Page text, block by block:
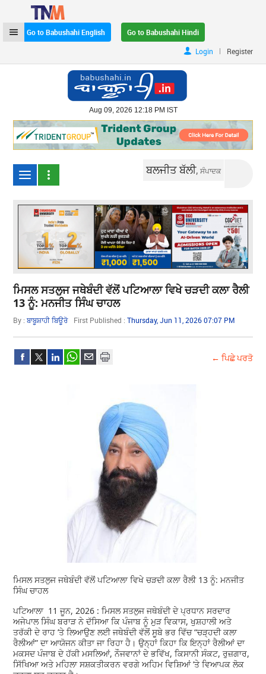
Go to Babushahi English
Go to Babushahi Hindi
Login
| Register
Aug 09, 2026 12:18 PM IST
ਬਲਜੀਤ ਬੱਲੀ,ਸੰਪਾਦਕ
ਮਿਸਲ ਸਤਲੁਜ ਜਥੇਬੰਦੀ ਵੱਲੋਂ ਪਟਿਆਲਾ ਵਿਖੇ ਚੜਦੀ ਕਲਾ ਰੈਲੀ
13 ਨੂੰ: ਮਨਜੀਤ ਸਿੰਘ ਚਾਹਲ
By :ਬਾਬੂਸ਼ਾਹੀ ਬਿਊਰੋ First Published :Thursday, Jun 11, 2026 07:07 PM
← ਪਿਛੇ ਪਰਤੋ
ਮਿਸਲ ਸਤਲੁਜ ਜਥੇਬੰਦੀ ਵੱਲੋਂ ਪਟਿਆਲਾ ਵਿਖੇ ਚੜਦੀ ਕਲਾ ਰੈਲੀ 13 ਨੂੰ: ਮਨਜੀਤ
ਸਿੰਘ ਚਾਹਲ
ਪਟਿਆਲਾ 11 ਜੂਨ, 2026 : ਮਿਸਲ ਸਤਲੁਜ ਜਥੇਬੰਦੀ ਦੇ ਪ੍ਰਧਾਨ ਸਰਦਾਰ
ਅਜੇਪਾਲ ਸਿੰਘ ਬਰਾੜ ਨੇ ਦੱਸਿਆ ਕਿ ਪੰਜਾਬ ਨੂੰ ਮੁੜ ਵਿਕਾਸ, ਖੁਸ਼ਹਾਲੀ ਅਤੇ
ਤਰੱਕੀ ਦੇ ਰਾਹ ’ਤੇ ਲਿਆਉਣ ਲਈ ਜਥੇਬੰਦੀ ਵੱਲੋਂ ਸੂਬੇ ਭਰ ਵਿੱਚ “ਚੜ੍ਹਦੀ ਕਲਾ
ਰੈਲੀਆਂ” ਦਾ ਆਯੋਜਨ ਕੀਤਾ ਜਾ ਰਿਹਾ ਹੈ। ਉਨ੍ਹਾਂ ਕਿਹਾ ਕਿ ਇਨ੍ਹਾਂ ਰੈਲੀਆਂ ਦਾ
ਮਕਸਦ ਪੰਜਾਬ ਦੇ ਹੱਕੀ ਮਸਲਿਆਂ, ਨੌਜਵਾਨਾਂ ਦੇ ਭਵਿੱਖ, ਕਿਸਾਨੀ ਸੰਕਟ, ਰੁਜ਼ਗਾਰ,
ਸਿੱਖਿਆ ਅਤੇ ਮਹਿਲਾ ਸਸ਼ਕਤੀਕਰਨ ਵਰਗੇ ਅਹਿਮ ਵਿਸ਼ਿਆਂ ’ਤੇ ਵਿਆਪਕ ਲੋਕ